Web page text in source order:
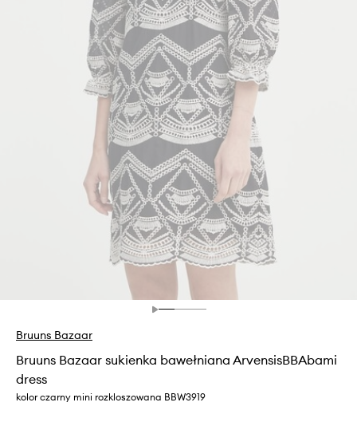
Bruuns Bazaar
Bruuns Bazaar sukienka bawełniana ArvensisBBAbami
dress
kolor czarny mini rozkloszowana BBW3919